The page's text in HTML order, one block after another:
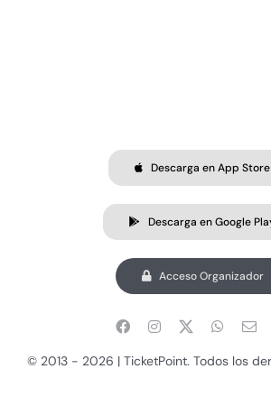
Descarga en App Store
Descarga en Google
Acceso Organizador
© 2013 - 2026 | TicketPoint. Todos los